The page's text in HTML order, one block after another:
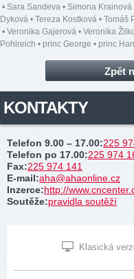
• Sara Sandeva • Simona Krainová
Dyková • Tereza Kostková • Tomáš
• Veronika Gajerová • Veronika
Pohlreich • princ George • princ
Zpět
KONTAKTY
Telefon 9.00 – 17.00:225
Telefon po 17.00:225 974
Fax:225 974 141
E-mail:aha@ahaonline.cz
Inzerce:http://
Soutěže:pravidla soutěží
Klasická